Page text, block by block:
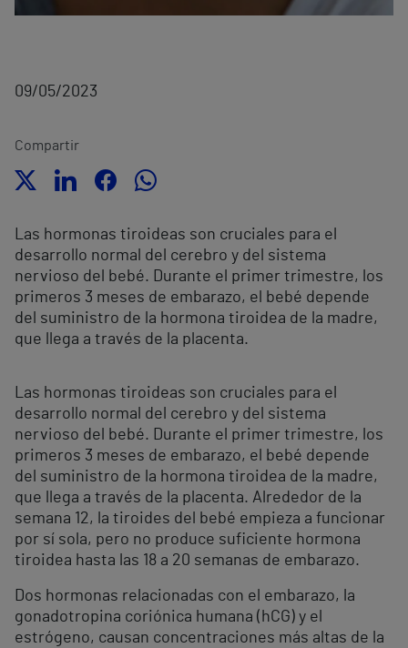
09/05/2023
Compartir
Las hormonas tiroideas son cruciales para el
desarrollo normal del cerebro y del sistema
nervioso del bebé. Durante el primer trimestre, los
primeros 3 meses de embarazo, el bebé depende
del suministro de la hormona tiroidea de la madre,
que llega a través de la placenta.
Las hormonas tiroideas son cruciales para el
desarrollo normal del cerebro y del sistema
nervioso del bebé. Durante el primer trimestre, los
primeros 3 meses de embarazo, el bebé depende
del suministro de la hormona tiroidea de la madre,
que llega a través de la placenta. Alrededor de la
semana 12, la tiroides del bebé empieza a funcionar
por sí sola, pero no produce suficiente hormona
tiroidea hasta las 18 a 20 semanas de embarazo.
Dos hormonas relacionadas con el embarazo, la
gonadotropina coriónica humana (hCG) y el
estrógeno, causan concentraciones más altas de la